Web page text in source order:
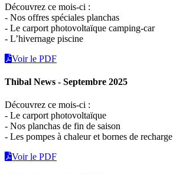
Découvrez ce mois-ci :
- Nos offres spéciales planchas
- Le carport photovoltaïque camping-car
- L’hivernage piscine
Voir le PDF
Thibal News - Septembre 2025
Découvrez ce mois-ci :
- Le carport photovoltaïque
- Nos planchas de fin de saison
- Les pompes à chaleur et bornes de recharge
Voir le PDF